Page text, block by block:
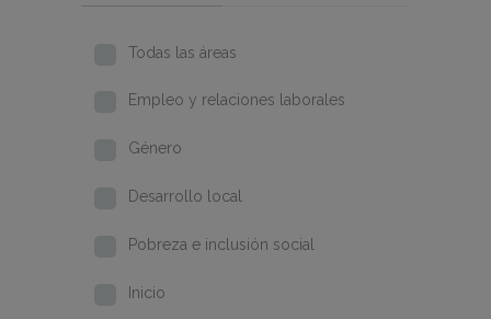
Todas las áreas
Empleo y relaciones laborales
Género
Desarrollo local
Pobreza e inclusión social
Inicio